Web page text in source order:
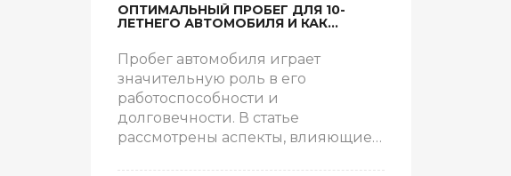
ОПТИМАЛЬНЫЙ ПРОБЕГ ДЛЯ 10-
ЛЕТНЕГО АВТОМОБИЛЯ И КАК
Пробег автомобиля играет
значительную роль в его
работоспособности и
долговечности. В статье
рассмотрены аспекты, влияющие